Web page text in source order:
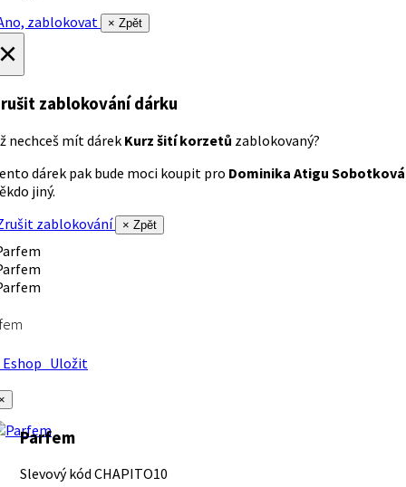
zablokovat
× Zpět
zablokování dárku
nechceš mít dárek Kurz šití korzetů zablokovaný?
dárek pak bude moci koupit pro Dominika Atigu Sobotková
jiný.
zablokování
× Zpět
Uložit
Parfem
Slevový kód CHAPITO10